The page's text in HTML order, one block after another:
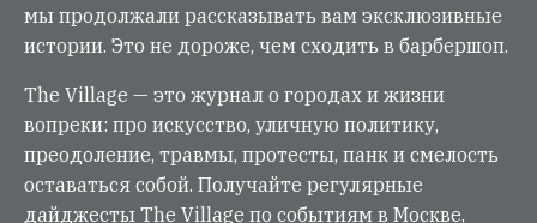
мы продолжали рассказывать вам эксклюзивные
истории. Это не дороже, чем сходить в барбершоп.
The Village — это журнал о городах и жизни
вопреки: про искусство, уличную политику,
преодоление, травмы, протесты, панк и смелость
оставаться собой. Получайте регулярные
дайджесты The Village по событиям в Москве,